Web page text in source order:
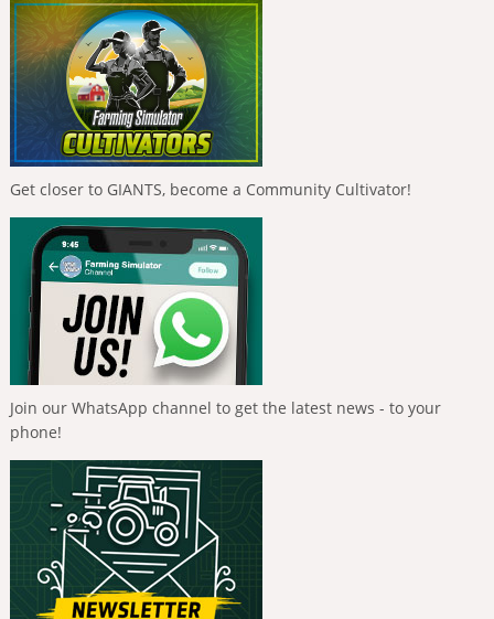
Get closer to GIANTS, become a Community Cultivator!
Join our WhatsApp channel to get the latest news - to your
phone!